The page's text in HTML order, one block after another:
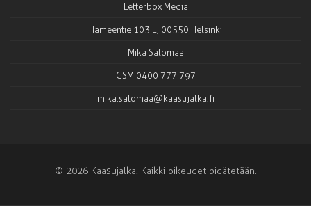
Letterbox Media
Hämeentie 103 E, 00550 Helsinki
Mika Salomaa
GSM 0400 777 797
mika.salomaa@kaasujalka.fi
© 2026 Kaasujalka. Kaikki oikeudet pidätetään.